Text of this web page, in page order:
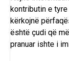
kontributin e
kërkojnë
është çudi që
pranuar ishte i